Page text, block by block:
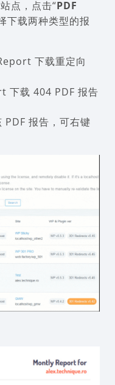
点，点击“PDF
下载两种类型的报
下载重定向
下载 404 PDF 报告
PDF 报告，可右键